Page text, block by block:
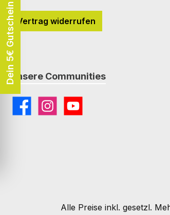
Vertrag widerrufen
Unsere Communities
FacebookInstagramYouTube
Alle Preise inkl. gesetzl.
Dein 5€ Gutschein